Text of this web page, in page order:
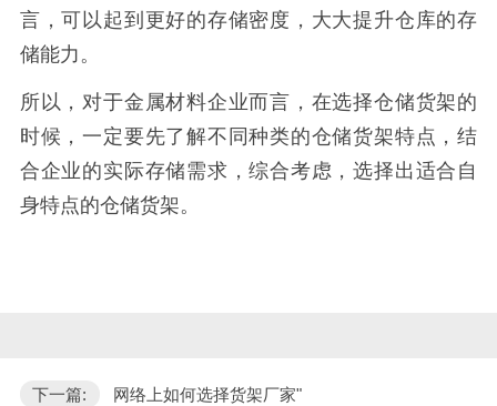
言，可以起到更好的存储密度，大大提升仓库的存
储能力。
所以，对于金属材料企业而言，在选择仓储货架的
时候，一定要先了解不同种类的仓储货架特点，结
合企业的实际存储需求，综合考虑，选择出适合自
身特点的仓储货架。
下一篇: 网络上如何选择货架厂家"